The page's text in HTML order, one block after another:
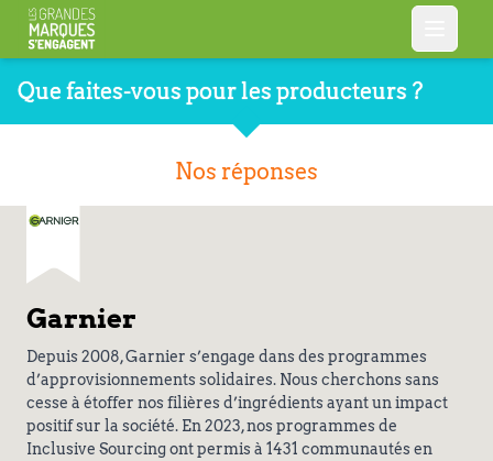
Que faites-vous pour les producteurs ?
Nos réponses
Garnier
Depuis 2008, Garnier s’engage dans des programmes
d’approvisionnements solidaires. Nous cherchons sans
cesse à étoffer nos filières d’ingrédients ayant un impact
positif sur la société. En 2023, nos programmes de
Inclusive Sourcing ont permis à 1431 communautés en